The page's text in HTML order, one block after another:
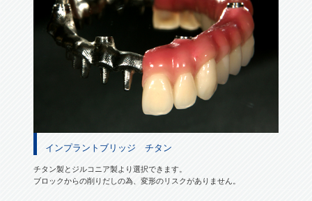
インプラントブリッジ チタン
チタン製とジルコニア製より選択できます。
ブロックからの削りだしの為、変形のリスクがありません。